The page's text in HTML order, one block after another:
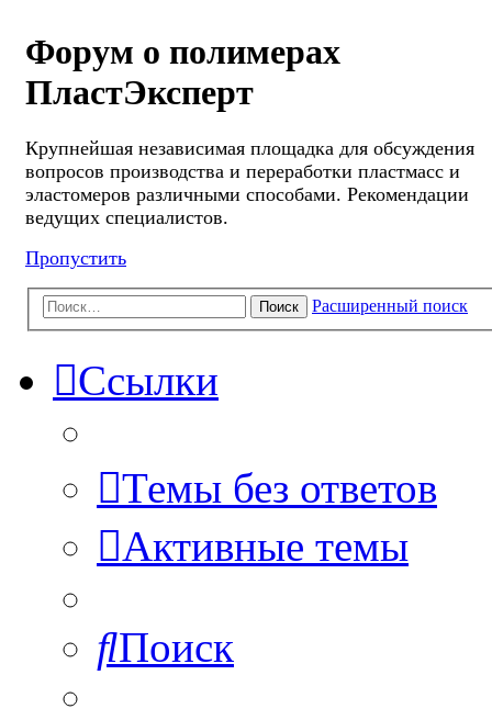
Форум о полимерах
ПластЭксперт
Крупнейшая независимая площадка для обсуждения
вопросов производства и переработки пластмасс и
эластомеров различными способами. Рекомендации
ведущих специалистов.
Пропустить
Поиск Расширенный поиск
Ссылки
Темы без ответов
Активные темы
Поиск